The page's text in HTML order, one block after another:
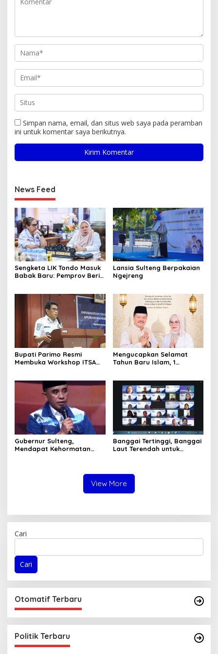
Simpan nama, email, dan situs web saya pada peramban
ini untuk komentar saya berikutnya.
News Feed
Sengketa LIK Tondo Masuk
Babak Baru: Pemprov Beri
Lansia Sulteng Berpakaian
Ngejreng
Bupati Parimo Resmi
Membuka Workshop ITSA
Mengucapkan Selamat
Tahun Baru Islam, 1
Gubernur Sulteng,
Mendapat Kehormatan
Banggai Tertinggi, Banggai
Laut Terendah untuk
View More
Cari
Cari
Otomatif Terbaru
Politik Terbaru